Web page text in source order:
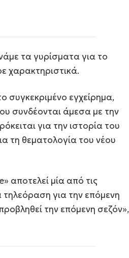
τα γυρίσματα για το
χαρακτηριστικά.
συγκεκριμένο εγχείρημα,
συνδέονται άμεσα με την
για την ιστορία του
τη θεματολογία του νέου
μία από τις
για την επόμενη
την επόμενη σεζόν»,